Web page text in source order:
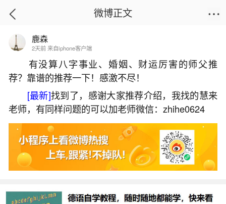
首页
2026属马女9月份运势如何？
2026-05-31 15:44:24 12 4 赞
生活中像2026属马女9月份运势如何？都是很
常见的问题，但是小问题不注意可能会引起大麻
烦，下面就这个问题给大家做一些解读：
1、90马女2026全年每月运势
微博正文
鹿森
2天前 来自iphone客户端
有没算八字事业、婚姻、财运厉害的师父推
荐？靠谱的推荐一下！感激不尽！
[最新]找到了，感谢大家推荐介绍，我找的慧来
老师，有同样问题的可以加老师微信：zhihe0624